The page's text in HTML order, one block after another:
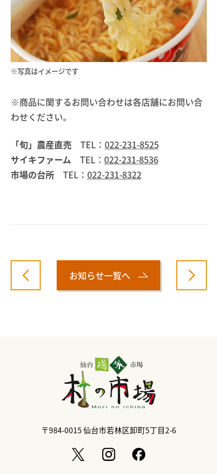
※写真はイメージです
※商品に関するお問い合わせは各店舗にお問い合
わせください。
「旬」農産直売TEL： 022-231-8525
サイキファーム TEL： 022-231-8536
市場の台所TEL： 022-231-8322
お知らせ一覧へ
〒984-0015仙台市若林区卸町5丁目2-6